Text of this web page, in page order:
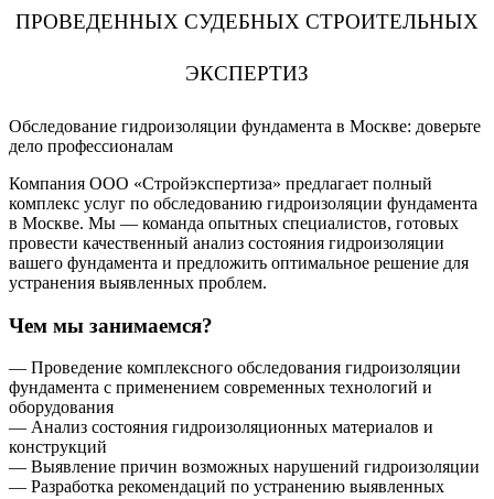
ПРОВЕДЕННЫХ СУДЕБНЫХ СТРОИТЕЛЬНЫХ
ЭКСПЕРТИЗ
Обследование гидроизоляции фундамента в Москве: доверьте
дело профессионалам
Компания ООО «Стройэкспертиза» предлагает полный
комплекс услуг по обследованию гидроизоляции фундамента
в Москве. Мы — команда опытных специалистов, готовых
провести качественный анализ состояния гидроизоляции
вашего фундамента и предложить оптимальное решение для
устранения выявленных проблем.
Чем мы занимаемся?
— Проведение комплексного обследования гидроизоляции
фундамента с применением современных технологий и
оборудования
— Анализ состояния гидроизоляционных материалов и
конструкций
— Выявление причин возможных нарушений гидроизоляции
— Разработка рекомендаций по устранению выявленных